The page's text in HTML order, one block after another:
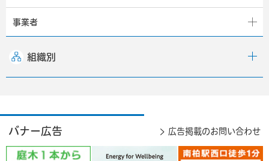
事業者
組織別
バナー広告 広告掲載のお問い合わせ